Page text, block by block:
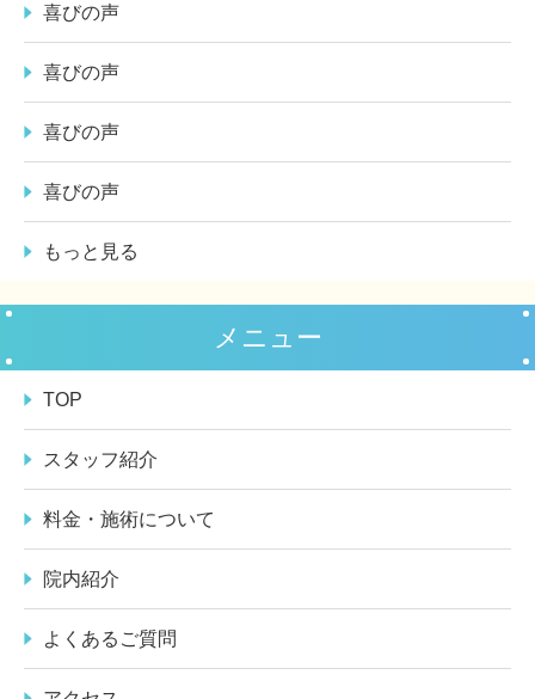
喜びの声
喜びの声
喜びの声
喜びの声
もっと見る
メニュー
TOP
スタッフ紹介
料金・施術について
院内紹介
よくあるご質問